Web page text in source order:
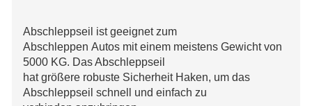
Abschleppseil ist geeignet zum
Abschleppen Autos mit einem meistens Gewicht von
5000 KG. Das Abschleppseil
hat größere robuste Sicherheit Haken, um das
Abschleppseil schnell und einfach zu